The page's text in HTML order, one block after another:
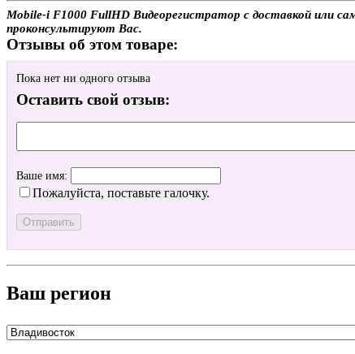
Mobile-i F1000 FullHD Видеорегистратор с доставкой или
проконсультируют Вас.
Отзывы об этом товаре:
Пока нет ни одного отзыва
Оставить свой отзыв:
Ваше имя:
Пожалуйста, поставьте галочку.
Ваш регион